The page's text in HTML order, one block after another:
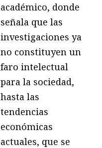
académico, donde
señala que las
investigaciones ya
no constituyen un
faro intelectual
para la sociedad,
hasta las
tendencias
económicas
actuales, que se